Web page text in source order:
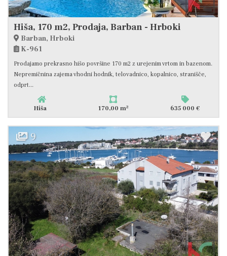
Hiša, 170 m2, Prodaja, Barban - Hrboki
Barban, Hrboki
K-961
Prodajamo prekrasno hišo površine 170 m2 z urejenim vrtom in bazenom.
Nepremičnina zajema vhodni hodnik, telovadnico, kopalnico, stranišče,
odprt...
Hiša 170,00 m2 635 000 €
9